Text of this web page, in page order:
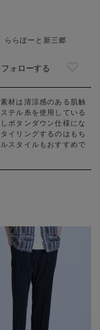
らぽーと新三郷
フォローする
材は清涼感のある肌触
テル糸を使用している
ボタンダウン仕様にな
イリングするのはもち
スタイルもおすすめで